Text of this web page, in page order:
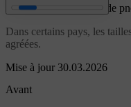
Mise à jour 30.03.2026
Dimensions de roue et de
Dans certains pays, les
agréées.
Avant